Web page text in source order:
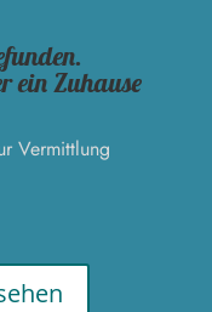
ein Zuhause
Vermittlung